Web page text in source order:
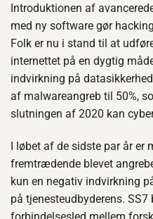
Introduktionen af
med ny software gør
Folk er nu i stand til at
internettet på en dygtig
indvirkning på
af malwareangreb til 50%,
slutningen af 2020 kan
I løbet af de sidste par år er
fremtrædende blevet
kun en negativ indvirkning
på tjenesteudbyderens.
forbindelsesled mellem